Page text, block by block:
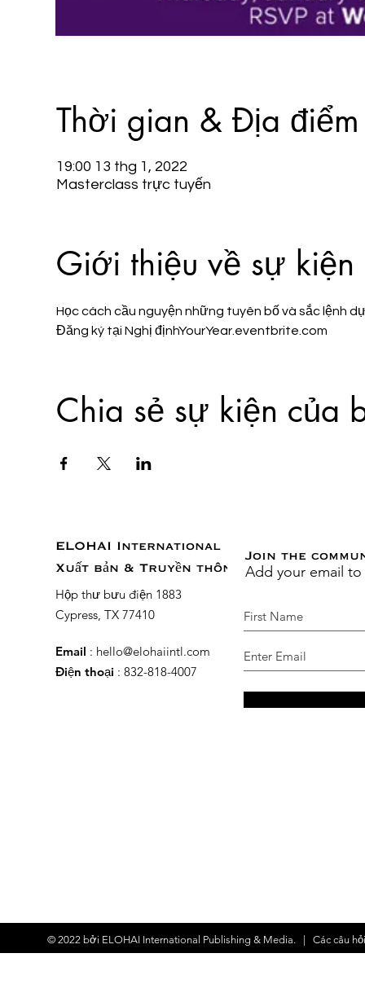
Thời gian & Địa điểm
19:00 13 thg 1, 2022
Masterclass trực tuyến
Giới thiệu về sự kiện
Học cách cầu nguyện những tuyên bố và sắc lệnh
Đăng ký tại Nghị địnhYourYear.eventbrite.com
Chia sẻ sự kiện của
ELOHAI International
Xuất bản & Truyền thông
Hộp thư bưu điện 1883
Cypress, TX 77410
Email : hello@elohaiintl.com
Điện thoại : 832-818-4007
Join the
Add your email
© 2022 bởi ELOHAI International Publishing & Media. | Các câu